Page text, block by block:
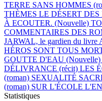
TERRE SANS HOMMES
THÈMES LE DÉSERT
À ECOUTER. (Nouvelle)
COMMENTAIRES DES
JARWAL, le gardien du livre
HÉROS SONT TOUS
GOUTTE D'EAU (Nouvelle)
DÉLIVRANCE (récit) LES
(roman) SEXUALITÉ
(roman) SUR L'ÉCOLE
Statistiques